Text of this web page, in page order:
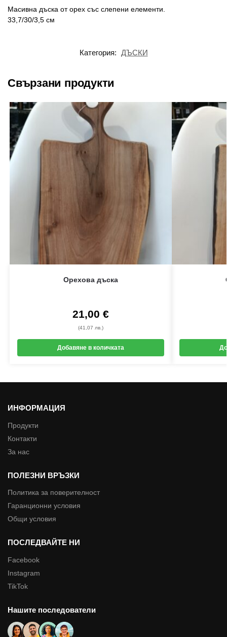
Масивна дъска от орех със слепени елементи.
33,7/30/3,5 см
Категория: ДЪСКИ
Свързани продукти
Орехова дъска
21,00 €
(41,07 лв.)
Добавяне в количката
ИНФОРМАЦИЯ
Продукти
Контакти
За нас
ПОЛЕЗНИ ВРЪЗКИ
Политика за поверителност
Гаранционни условия
Общи условия
ПОСЛЕДВАЙТЕ НИ
Facebook
Instagram
TikTok
Нашите последователи